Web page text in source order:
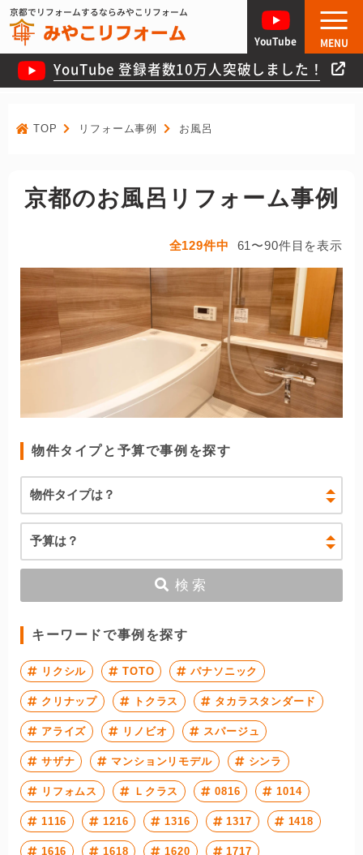
京都でリフォームするならみやこリフォーム
YouTube 登録者数10万人突破しました！
YouTube MENU
TOP リフォーム事例 お風呂
京都のお風呂リフォーム事例
全129件中 61〜90件目を表示
物件タイプと予算で事例を探す
検索
キーワードで事例を探す
リクシル TOTO パナソニック
クリナップ トクラス タカラスタンダード
アライズ リノビオ スパージュ
サザナ マンションリモデル シンラ
リフォムス Ｌクラス 0816 1014
1116 1216 1316 1317 1418
1616 1618 1620 1717